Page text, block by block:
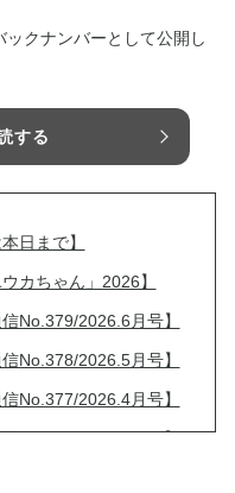
クナンバーとして公開し
する
日まで】
カちゃん」2026】
No.379/2026.6月号】
No.378/2026.5月号】
No.377/2026.4月号】
No.376/2026.3月号】